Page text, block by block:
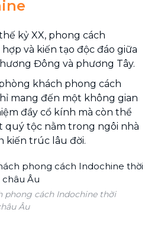
kỷ XX, phong cách
và kiến tạo độc đáo giữa
Đông và phương Tây.
khách phong cách
mang đến một không gian
đầy cổ kính mà còn thể
quý tộc nằm trong ngôi nhà
kiến trúc lâu đời.
phong cách Indochine thời
Âu